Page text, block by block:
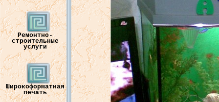
Ремонтно-
строительные
услуги
Широкоформатная
печать